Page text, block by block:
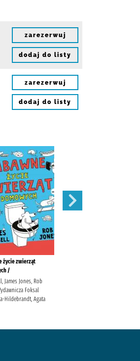
zarezerwuj
dodaj do listy
zarezerwuj
dodaj do listy
życie zwierząt
/
James Jones, Rob
Foksal
Hildebrandt, Agata